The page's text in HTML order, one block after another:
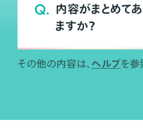
Q. 内容がまとめて
ますか？
その他の内容は、 ヘルプを参